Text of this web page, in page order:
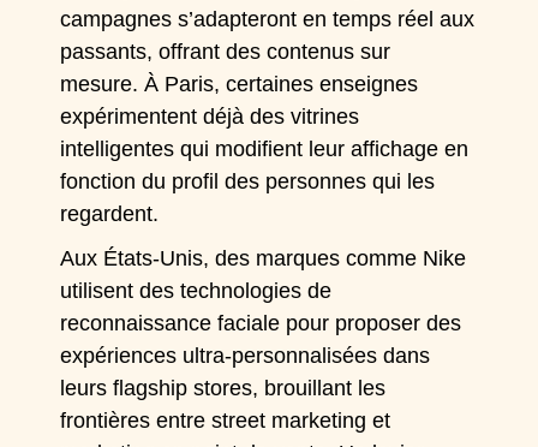
campagnes s’adapteront en temps réel aux
passants, offrant des contenus sur
mesure. À Paris, certaines enseignes
expérimentent déjà des vitrines
intelligentes qui modifient leur affichage en
fonction du profil des personnes qui les
regardent.
Aux États-Unis, des marques comme Nike
utilisent des technologies de
reconnaissance faciale pour proposer des
expériences ultra-personnalisées dans
leurs flagship stores, brouillant les
frontières entre street marketing et